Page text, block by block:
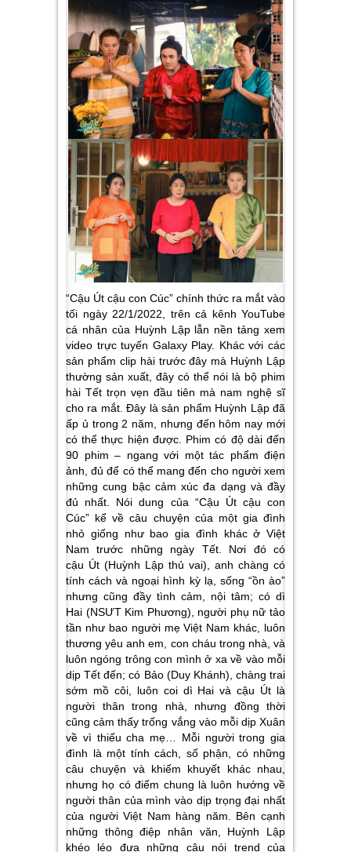
“Cậu Út cậu con Cúc” chính thức ra mắt vào
tối ngày 22/1/2022, trên cả kênh YouTube
cá nhân của Huỳnh Lập lẫn nền tảng xem
video trực tuyến Galaxy Play. Khác với các
sản phẩm clip hài trước đây mà Huỳnh Lập
thường sản xuất, đây có thể nói là bộ phim
hài Tết trọn vẹn đầu tiên mà nam nghệ sĩ
cho ra mắt. Đây là sản phẩm Huỳnh Lập đã
ấp ủ trong 2 năm, nhưng đến hôm nay mới
có thể thực hiện được. Phim có độ dài đến
90 phim – ngang với một tác phẩm điện
ảnh, đủ để có thể mang đến cho người xem
những cung bậc cảm xúc đa dạng và đầy
đủ nhất. Nói dung của “Cậu Út cậu con
Cúc” kể về câu chuyện của một gia đình
nhỏ giống như bao gia đình khác ở Việt
Nam trước những ngày Tết. Nơi đó có
cậu Út (Huỳnh Lập thủ vai), anh chàng có
tính cách và ngoại hình kỳ lạ, sống “ồn ào”
nhưng cũng đầy tình cảm, nội tâm; có dì
Hai (NSƯT Kim Phương), người phụ nữ tảo
tần như bao người mẹ Việt Nam khác, luôn
thương yêu anh em, con cháu trong nhà, và
luôn ngóng trông con mình ở xa về vào mỗi
dịp Tết đến; có Bảo (Duy Khánh), chàng trai
sớm mồ côi, luôn coi dì Hai và cậu Út là
người thân trong nhà, nhưng đồng thời
cũng cảm thấy trống vắng vào mỗi dịp Xuân
về vì thiếu cha mẹ… Mỗi người trong gia
đình là một tính cách, số phận, có những
câu chuyện và khiếm khuyết khác nhau,
nhưng họ có điểm chung là luôn hướng về
người thân của mình vào dịp trọng đại nhất
của người Việt Nam hàng năm. Bên cạnh
những thông điệp nhân văn, Huỳnh Lập
khéo léo đưa những câu nói trend của